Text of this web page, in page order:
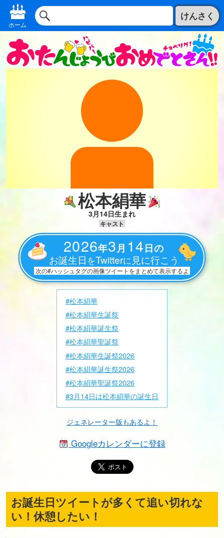
ホーム
けんさく
松本絹華
3月14日生まれ
キャスト
2026年3月 14日の
お誕生日 をTwitterに 見に行こう
次の#ハッシュタグの画像ツイートをまとめて表示するよ
#松本絹華
#松本絹華生誕祭
#松本絹華誕生祭
#松本絹華聖誕祭
#松本絹華生誕祭2026
#松本絹華誕生祭2026
#松本絹華聖誕祭2026
#3月14日は松本絹華の誕生日
ジェネレーター版もあるよ！
Googleカレンダーに登録
お誕生日ツイートが多くて追い切れな
い！休憩したい！